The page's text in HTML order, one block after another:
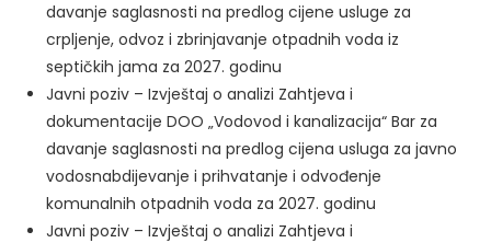
davanje saglasnosti na predlog cijene usluge za
crpljenje, odvoz i zbrinjavanje otpadnih voda iz
septičkih jama za 2027. godinu
Javni poziv – Izvještaj o analizi Zahtjeva i
dokumentacije DOO „Vodovod i kanalizacija“ Bar za
davanje saglasnosti na predlog cijena usluga za javno
vodosnabdijevanje i prihvatanje i odvođenje
komunalnih otpadnih voda za 2027. godinu
Javni poziv – Izvještaj o analizi Zahtjeva i